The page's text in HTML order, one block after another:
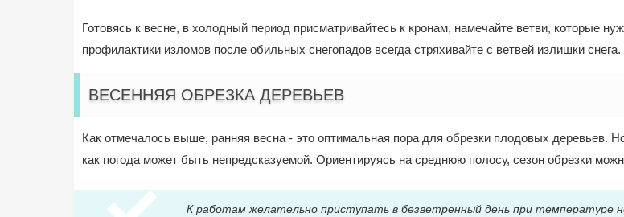
Готовясь к весне, в холодный период присматривайтесь к кронам, намечайте ветви, которые
профилактики изломов после обильных снегопадов всегда стряхивайте с ветвей излишки снега.
ВЕСЕННЯЯ ОБРЕЗКА ДЕРЕВЬЕВ
Как отмечалось выше, ранняя весна - это оптимальная пора для обрезки плодовых деревьев.
как погода может быть непредсказуемой. Ориентируясь на среднюю полосу, сезон обрезки
К работам желательно приступать в безветренный день при температуре